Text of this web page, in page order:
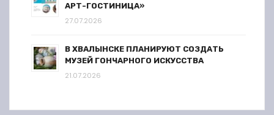
АРТ-ГОСТИНИЦА»
27.07.2026
В ХВАЛЫНСКЕ ПЛАНИРУЮТ СОЗДАТЬ
МУЗЕЙ ГОНЧАРНОГО ИСКУССТВА
21.07.2026